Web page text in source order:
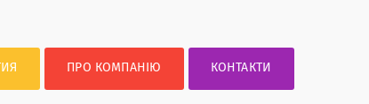
ПРО КОМПАНІЮ КОНТАКТИ